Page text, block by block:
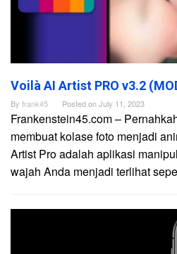
Voilà AI Artist PRO v3.2
By frank45 Posted onJuly 11, 2023
Frankenstein45.com –
membuat kolase foto menjadi
Artist Pro adalah aplikasi
wajah Anda menjadi terlihat